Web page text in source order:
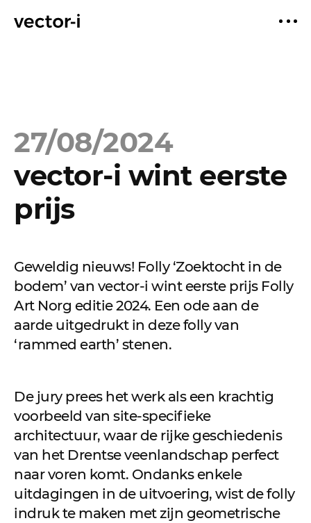
27/08/2024
vector-i wint eerste
prijs
Geweldig nieuws! Folly ‘Zoektocht in de
bodem’ van vector-i wint eerste prijs Folly
Art Norg editie 2024. Een ode aan de
aarde uitgedrukt in deze folly van
‘rammed earth’ stenen.
De jury prees het werk als een krachtig
voorbeeld van site-specifieke
architectuur, waar de rijke geschiedenis
van het Drentse veenlandschap perfect
naar voren komt. Ondanks enkele
uitdagingen in de uitvoering, wist de folly
indruk te maken met zijn geometrische